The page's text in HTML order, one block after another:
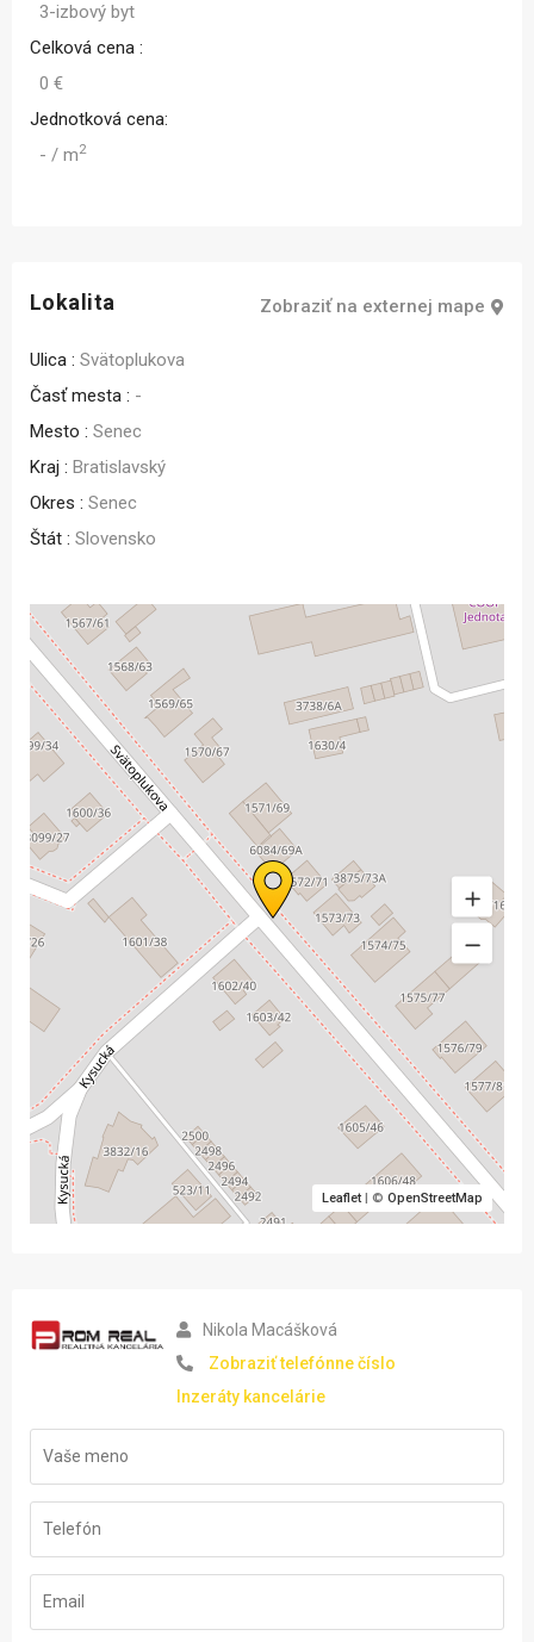
3-izbový byt
Celková cena :
0 €
Jednotková cena:
- / m2
Lokalita Zobraziť na externej mape
Ulica : Svätoplukova
Časť mesta : -
Mesto : Senec
Kraj : Bratislavský
Okres : Senec
Štát : Slovensko
Leaflet| © OpenStreetMap
Nikola Macášková
Zobraziť telefónne číslo
Inzeráty kancelárie